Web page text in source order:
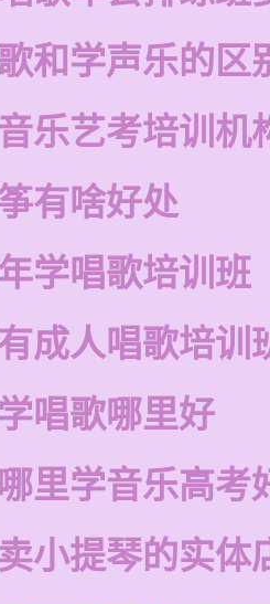
和学声乐的区
乐艺考培训机
有啥好处
学唱歌培训班
成人唱歌培训
唱歌哪里好
里学音乐高考
小提琴的实体